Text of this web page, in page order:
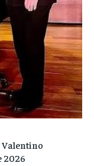
Valentino
2026